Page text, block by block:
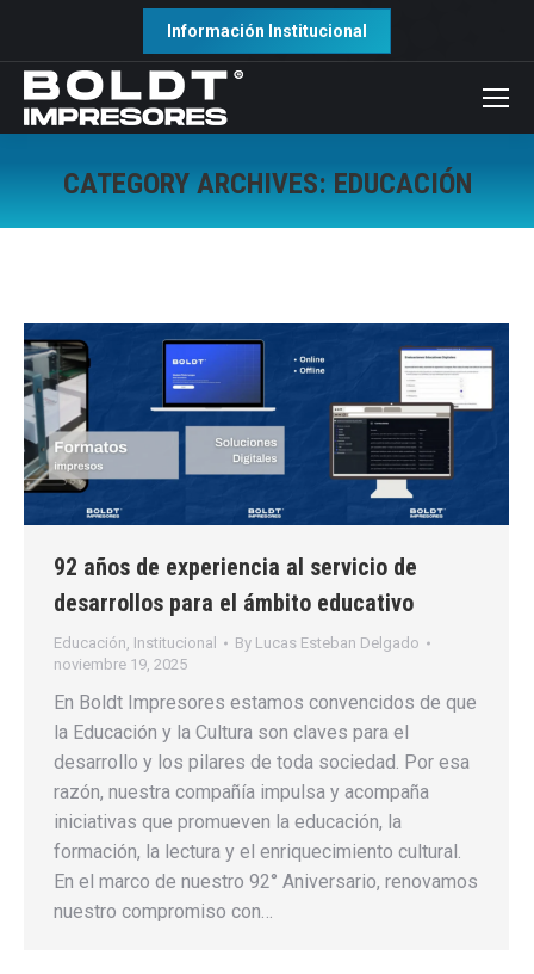
Información Institucional
CATEGORY ARCHIVES: EDUCACIÓN
92 años de experiencia al servicio de
desarrollos para el ámbito educativo
Educación, Institucional By Lucas Esteban Delgado
noviembre 19, 2025
En Boldt Impresores estamos convencidos de que
la Educación y la Cultura son claves para el
desarrollo y los pilares de toda sociedad. Por esa
razón, nuestra compañía impulsa y acompaña
iniciativas que promueven la educación, la
formación, la lectura y el enriquecimiento cultural.
En el marco de nuestro 92° Aniversario, renovamos
nuestro compromiso con…